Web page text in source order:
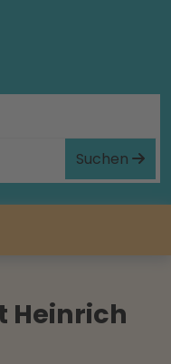
Suchen
Heinrich